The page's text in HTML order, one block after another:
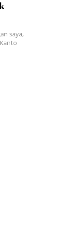
saya,